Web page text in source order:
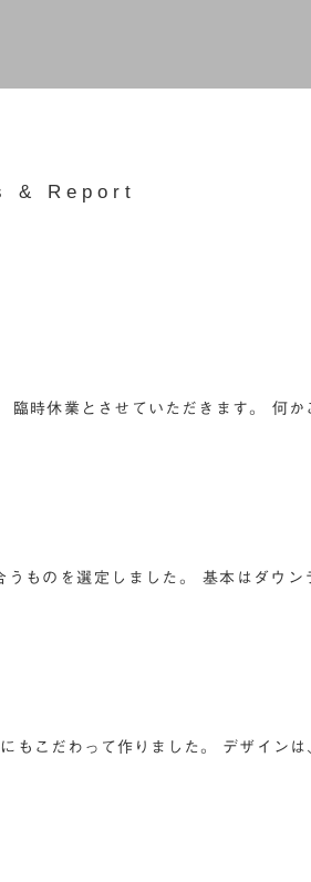
& Report
臨時休業とさせていただきます。 何か
ものを選定しました。 基本はダウン
もこだわって作りました。 デザインは